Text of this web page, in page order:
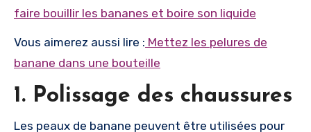
faire bouillir les bananes et boire son liquide
Vous aimerez aussi lire : Mettez les pelures de
banane dans une bouteille
1. Polissage des chaussures
Les peaux de banane peuvent être utilisées pour